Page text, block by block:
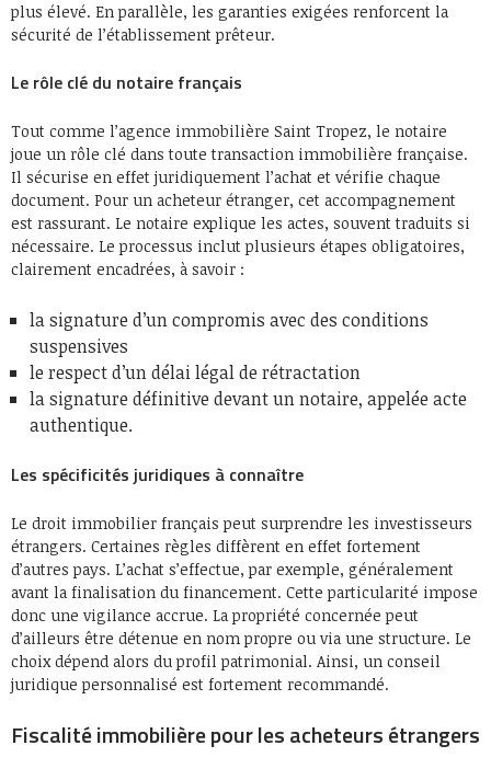
plus élevé. En parallèle, les garanties exigées renforcent la
sécurité de l’établissement prêteur.
Le rôle clé du notaire français
Tout comme l’agence immobilière Saint Tropez, le notaire
joue un rôle clé dans toute transaction immobilière française.
Il sécurise en effet juridiquement l’achat et vérifie chaque
document. Pour un acheteur étranger, cet accompagnement
est rassurant. Le notaire explique les actes, souvent traduits si
nécessaire. Le processus inclut plusieurs étapes obligatoires,
clairement encadrées, à savoir :
la signature d’un compromis avec des conditions
suspensives
le respect d’un délai légal de rétractation
la signature définitive devant un notaire, appelée acte
authentique.
Les spécificités juridiques à connaître
Le droit immobilier français peut surprendre les investisseurs
étrangers. Certaines règles diffèrent en effet fortement
d’autres pays. L’achat s’effectue, par exemple, généralement
avant la finalisation du financement. Cette particularité impose
donc une vigilance accrue. La propriété concernée peut
d’ailleurs être détenue en nom propre ou via une structure. Le
choix dépend alors du profil patrimonial. Ainsi, un conseil
juridique personnalisé est fortement recommandé.
Fiscalité immobilière pour les acheteurs étrangers